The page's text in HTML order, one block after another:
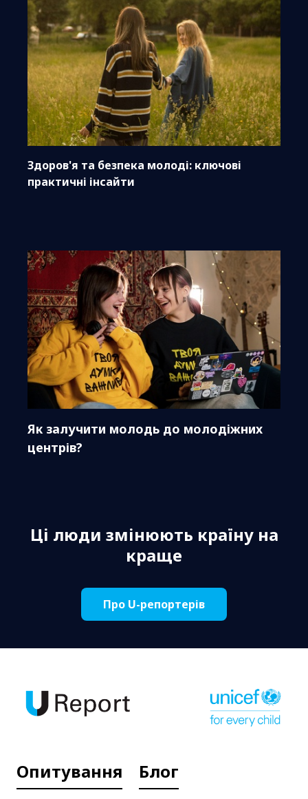
Здоров'я та безпека молоді: ключові
практичні інсайти
Як залучити молодь до молодіжних
центрів?
Ці люди змінюють країну на
краще
Про U-репортерів
Опитування Блог